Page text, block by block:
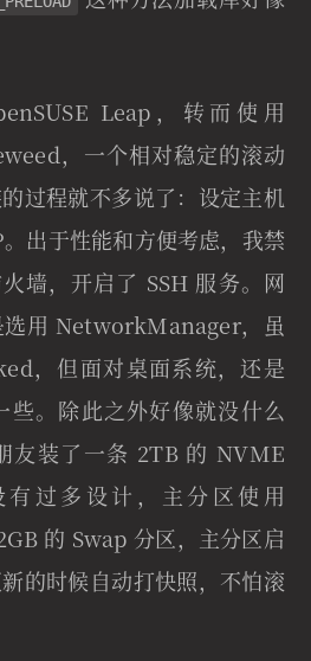
Leap，转而使用
，一个相对稳定的滚动
过程就不多说了：设定主机
出于性能和方便考虑，我禁
墙，开启了 SSH 服务。网
选用 NetworkManager，虽
，但面对桌面系统，还是
。除此之外好像就没什么
友装了一条 2TB 的 NVME
过多设计，主分区使用
的 Swap 分区，主分区启
的时候自动打快照，不怕滚